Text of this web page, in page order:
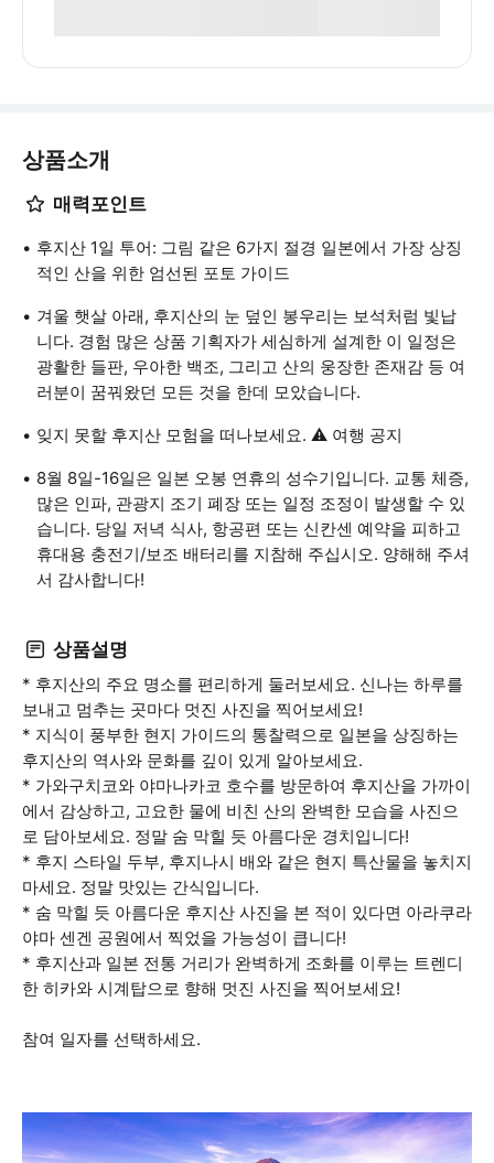
상품소개
매력포인트
후지산 1일 투어: 그림 같은 6가지 절경 일본에서 가장 상징
적인 산을 위한 엄선된 포토 가이드
겨울 햇살 아래, 후지산의 눈 덮인 봉우리는 보석처럼 빛납
니다. 경험 많은 상품 기획자가 세심하게 설계한 이 일정은
광활한 들판, 우아한 백조, 그리고 산의 웅장한 존재감 등 여
러분이 꿈꿔왔던 모든 것을 한데 모았습니다.
잊지 못할 후지산 모험을 떠나보세요. ⚠️ 여행 공지
8월 8일-16일은 일본 오봉 연휴의 성수기입니다. 교통 체증,
많은 인파, 관광지 조기 폐장 또는 일정 조정이 발생할 수 있
습니다. 당일 저녁 식사, 항공편 또는 신칸센 예약을 피하고
휴대용 충전기/보조 배터리를 지참해 주십시오. 양해해 주셔
서 감사합니다!
상품설명
* 후지산의 주요 명소를 편리하게 둘러보세요. 신나는 하루를
보내고 멈추는 곳마다 멋진 사진을 찍어보세요!
* 지식이 풍부한 현지 가이드의 통찰력으로 일본을 상징하는
후지산의 역사와 문화를 깊이 있게 알아보세요.
* 가와구치코와 야마나카코 호수를 방문하여 후지산을 가까이
에서 감상하고, 고요한 물에 비친 산의 완벽한 모습을 사진으
로 담아보세요. 정말 숨 막힐 듯 아름다운 경치입니다!
* 후지 스타일 두부, 후지나시 배와 같은 현지 특산물을 놓치지
마세요. 정말 맛있는 간식입니다.
* 숨 막힐 듯 아름다운 후지산 사진을 본 적이 있다면 아라쿠라
야마 센겐 공원에서 찍었을 가능성이 큽니다!
* 후지산과 일본 전통 거리가 완벽하게 조화를 이루는 트렌디
한 히카와 시계탑으로 향해 멋진 사진을 찍어보세요!
참여 일자를 선택하세요.